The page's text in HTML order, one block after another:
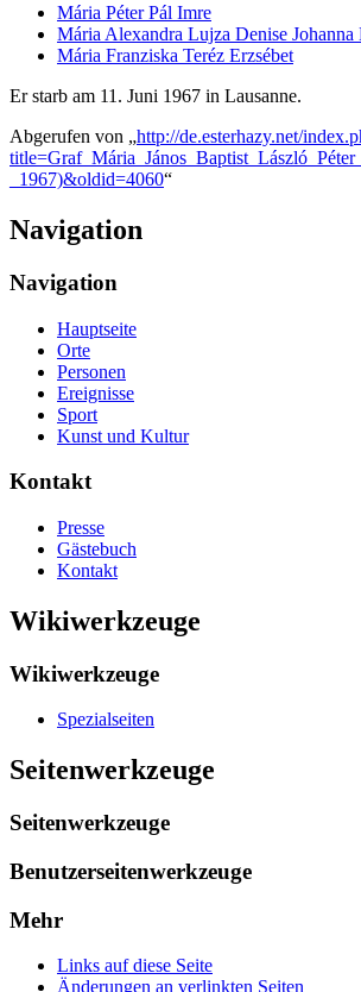
Mária Péter Pál Imre
Mária Alexandra Lujza Denise Johanna
Mária Franziska Teréz Erzsébet
Er starb am 11. Juni 1967 in Lausanne.
Abgerufen von „http://de.esterhazy.net/
_1967)&oldid=4060“
Navigation
Navigation
Hauptseite
Orte
Personen
Ereignisse
Sport
Kunst und Kultur
Kontakt
Presse
Gästebuch
Kontakt
Wikiwerkzeuge
Wikiwerkzeuge
Spezialseiten
Seitenwerkzeuge
Seitenwerkzeuge
Benutzerseitenwerkzeuge
Mehr
Links auf diese Seite
Änderungen an verlinkten Seiten